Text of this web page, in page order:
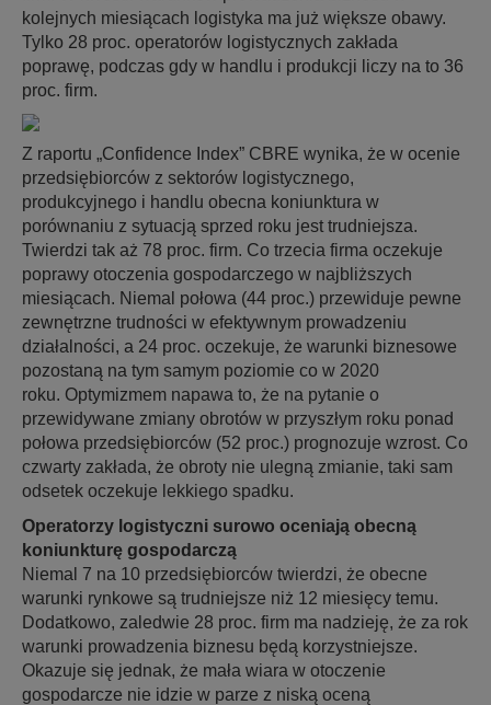
kolejnych miesiącach logistyka ma już większe obawy.
Tylko 28 proc. operatorów logistycznych zakłada
poprawę, podczas gdy w handlu i produkcji liczy na to 36
proc. firm.
Z raportu „Confidence Index” CBRE wynika, że w ocenie
przedsiębiorców z sektorów logistycznego,
produkcyjnego i handlu obecna koniunktura w
porównaniu z sytuacją sprzed roku jest trudniejsza.
Twierdzi tak aż 78 proc. firm. Co trzecia firma oczekuje
poprawy otoczenia gospodarczego w najbliższych
miesiącach. Niemal połowa (44 proc.) przewiduje pewne
zewnętrzne trudności w efektywnym prowadzeniu
działalności, a 24 proc. oczekuje, że warunki biznesowe
pozostaną na tym samym poziomie co w 2020
roku. Optymizmem napawa to, że na pytanie o
przewidywane zmiany obrotów w przyszłym roku ponad
połowa przedsiębiorców (52 proc.) prognozuje wzrost. Co
czwarty zakłada, że obroty nie ulegną zmianie, taki sam
odsetek oczekuje lekkiego spadku.
Operatorzy logistyczni surowo oceniają obecną
koniunkturę gospodarczą
Niemal 7 na 10 przedsiębiorców twierdzi, że obecne
warunki rynkowe są trudniejsze niż 12 miesięcy temu.
Dodatkowo, zaledwie 28 proc. firm ma nadzieję, że za rok
warunki prowadzenia biznesu będą korzystniejsze.
Okazuje się jednak, że mała wiara w otoczenie
gospodarcze nie idzie w parze z niską oceną